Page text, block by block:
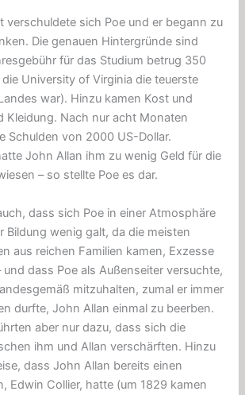
verschuldete sich Poe und er begann zu
Die genauen Hintergründe sind
für das Studium betrug 350
University of Virginia die teuerste
war). Hinzu kamen Kost und
Kleidung. Nach nur acht Monaten
Schulden von 2000 US-Dollar.
John Allan ihm zu wenig Geld für die
– so stellte Poe es dar.
dass sich Poe in einer Atmosphäre
Bildung wenig galt, da die meisten
aus reichen Familien kamen, Exzesse
und dass Poe als Außenseiter versuchte,
mitzuhalten, zumal er immer
durfte, John Allan einmal zu beerben.
aber nur dazu, dass sich die
ihm und Allan verschärften. Hinzu
dass John Allan bereits einen
Edwin Collier, hatte (um 1829 kamen